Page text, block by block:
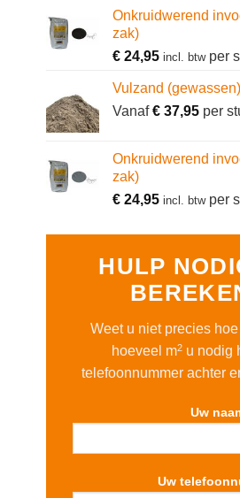
Onkruidwerend
zak)
€ 24,95 incl. btwper
Vulzand
Vanaf€ 37,95 per
Onkruidwerend
zak)
€ 24,95 incl. btwper
HULP
Weet u niet precies
hoeveel m2 u nodig
telefoonnummer achter
Uw
Uw